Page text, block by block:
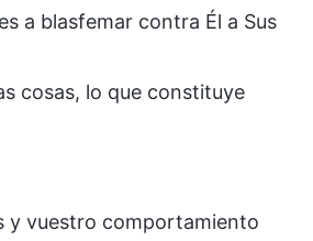
a blasfemar contra Él a Sus
cosas, lo que constituye
y vuestro comportamiento